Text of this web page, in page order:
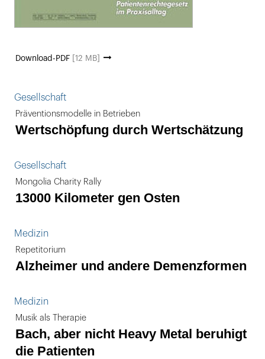
Download-PDF [12 MB]
Gesellschaft
Präventionsmodelle in Betrieben
Wertschöpfung durch Wertschätzung
Gesellschaft
Mongolia Charity Rally
13000 Kilometer gen Osten
Medizin
Repetitorium
Alzheimer und andere Demenzformen
Medizin
Musik als Therapie
Bach, aber nicht Heavy Metal beruhigt
die Patienten